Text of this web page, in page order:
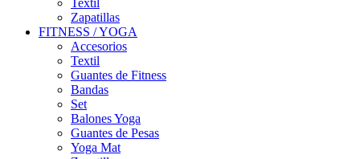
Textil
Zapatillas
FITNESS / YOGA
Accesorios
Textil
Guantes de Fitness
Bandas
Set
Balones Yoga
Guantes de Pesas
Yoga Mat